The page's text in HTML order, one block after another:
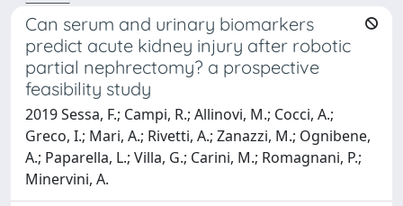
Can serum and urinary biomarkers
predict acute kidney injury after robotic
partial nephrectomy? a prospective
feasibility study
2019 Sessa, F.; Campi, R.; Allinovi, M.; Cocci, A.;
Greco, I.; Mari, A.; Rivetti, A.; Zanazzi, M.; Ognibene,
A.; Paparella, L.; Villa, G.; Carini, M.; Romagnani, P.;
Minervini, A.